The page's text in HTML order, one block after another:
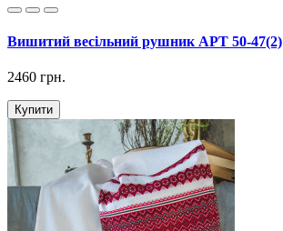
Вишитий весільний рушник АРТ 50-47(2)
2460 грн.
Купити